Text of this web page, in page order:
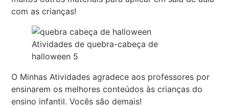
com as crianças!
Atividades de quebra-cabeça de
halloween 5
O Minhas Atividades agradece aos professores por
ensinarem os melhores conteúdos às crianças do
ensino infantil. Vocês são demais!